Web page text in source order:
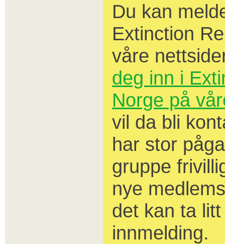
Du kan
Extinction
våre
deg inn i
Norge på
vil da bli
har stor
gruppe
nye
det kan ta
innmelding.